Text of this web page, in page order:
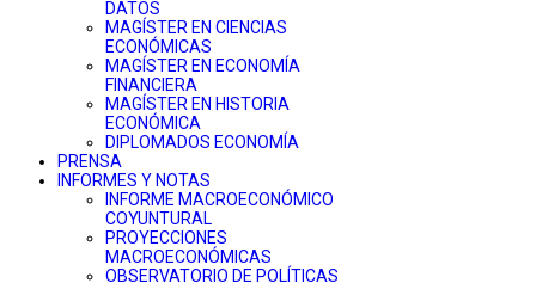
DATOS
MAGÍSTER EN CIENCIAS
ECONÓMICAS
MAGÍSTER EN ECONOMÍA
FINANCIERA
MAGÍSTER EN HISTORIA
ECONÓMICA
DIPLOMADOS ECONOMÍA
PRENSA
INFORMES Y NOTAS
INFORME MACROECONÓMICO
COYUNTURAL
PROYECCIONES
MACROECONÓMICAS
OBSERVATORIO DE POLÍTICAS